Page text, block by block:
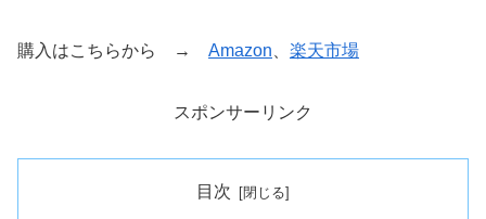
購入はこちらから → Amazon 楽天市場
スポンサーリンク
目次